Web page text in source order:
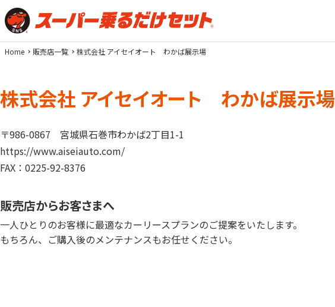
Home 販売店一覧 株式会社 アイセイオート わかば展示場
株式会社 アイセイオート わかば展示場
〒986-0867
宮城県石巻市わかば2丁目1-1
https://www.aiseiauto.com/
FAX：0225-92-8376
販売店からお客さまへ
一人ひとりのお客様に最適なカーリースプランのご提案をいたします。
もちろん、ご購入後のメンテナンスもお任せください。